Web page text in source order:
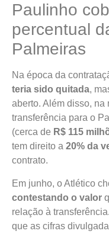
Paulinho
percentual
Palmeiras
Na época da
teria sido quitada,
aberto. Além disso,
transferência para o
(cerca de R$ 115
tem direito a 20% da
contrato.
Em junho, o Atlético
contestando o valor
relação à
que as cifras